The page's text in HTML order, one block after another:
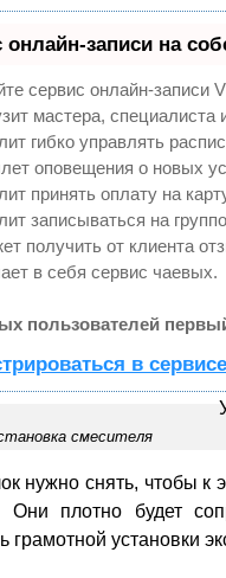
онлайн-записи на
сервис онлайн-записи
мастера, специалиста
гибко управлять
оповещения о новых
принять оплату на
записываться на
получить от клиента
в себя сервис чаевых.
пользователей
в сервисе
смесителя
нужно снять, чтобы
Они плотно будет
грамотной установки